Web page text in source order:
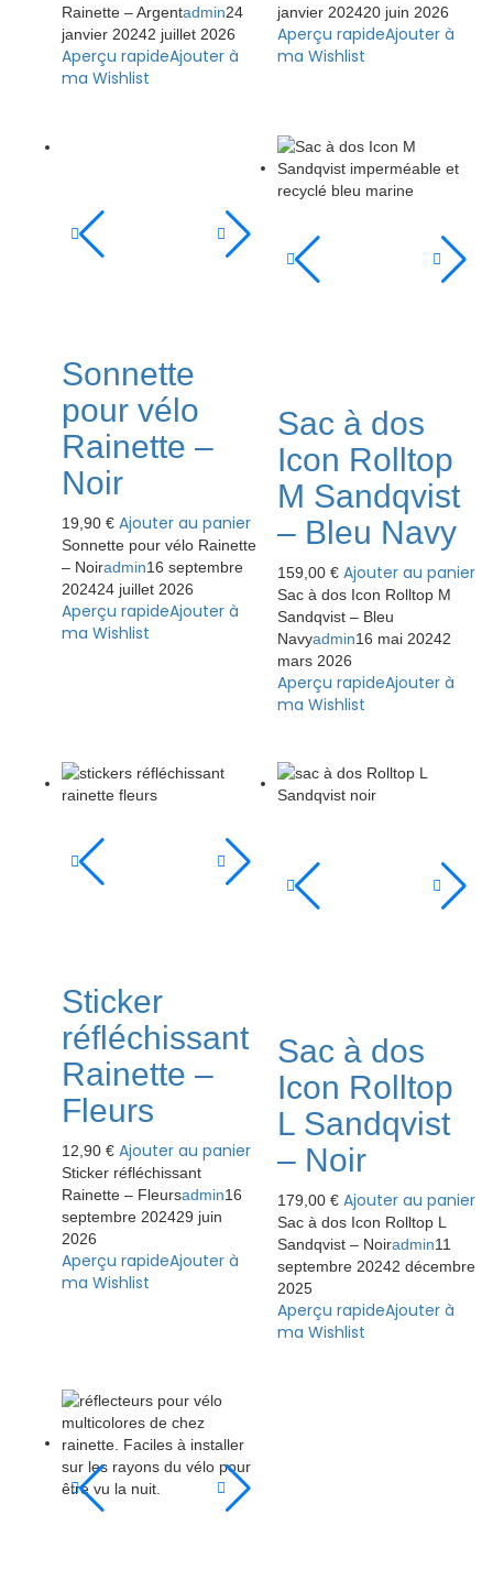
Rainette – Argentadmin24
janvier 20242 juillet 2026
Aperçu rapideAjouter à
ma Wishlist
janvier 202420 juin 2026
Aperçu rapideAjouter à
ma Wishlist
Sonnette
pour vélo
Rainette –
Noir
19,90 € Ajouter au panier
Sonnette pour vélo Rainette
– Noiradmin16 septembre
202424 juillet 2026
Aperçu rapideAjouter à
ma Wishlist
Sac à dos
Icon Rolltop
M Sandqvist
– Bleu Navy
159,00 € Ajouter au panier
Sac à dos Icon Rolltop M
Sandqvist – Bleu
Navyadmin16 mai 20242
mars 2026
Aperçu rapideAjouter à
ma Wishlist
Sticker
réfléchissant
Rainette –
Fleurs
12,90 € Ajouter au panier
Sticker réfléchissant
Rainette – Fleursadmin16
septembre 202429 juin
2026
Aperçu rapideAjouter à
ma Wishlist
Sac à dos
Icon Rolltop
L Sandqvist
– Noir
179,00 € Ajouter au panier
Sac à dos Icon Rolltop L
Sandqvist – Noiradmin11
septembre 20242 décembre
2025
Aperçu rapideAjouter à
ma Wishlist